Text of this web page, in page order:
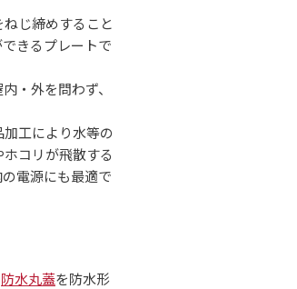
じ締めすること
きるプレートで
・外を問わず、
工により水等の
コリが飛散する
電源にも最適で
防水丸蓋を防水形